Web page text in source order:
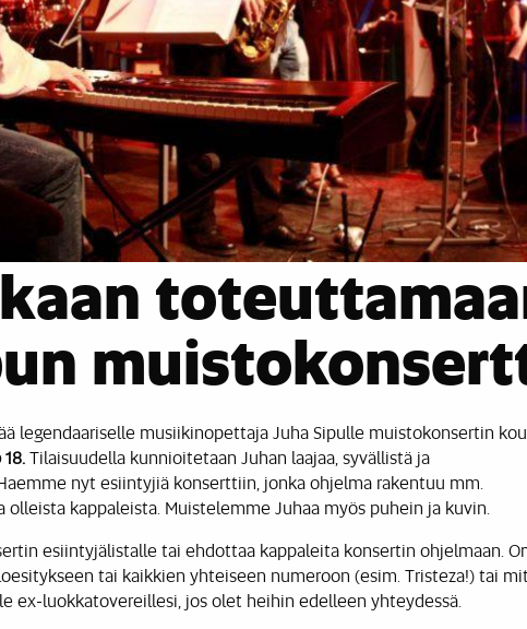
legendaariselle musiikinopettaja Juha Sipulle muistokonsertin
Tilaisuudella kunnioitetaan Juhan laajaa, syvällistä ja
nyt esiintyjiä konserttiin, jonka ohjelma rakentuu mm.
kappaleista. Muistelemme Juhaa myös puhein ja kuvin.
esiintyjälistalle tai ehdottaa kappaleita konsertin ohjelmaan.
tai kaikkien yhteiseen numeroon (esim. Tristeza!) tai
ex-luokkatovereillesi, jos olet heihin edelleen yhteydessä.